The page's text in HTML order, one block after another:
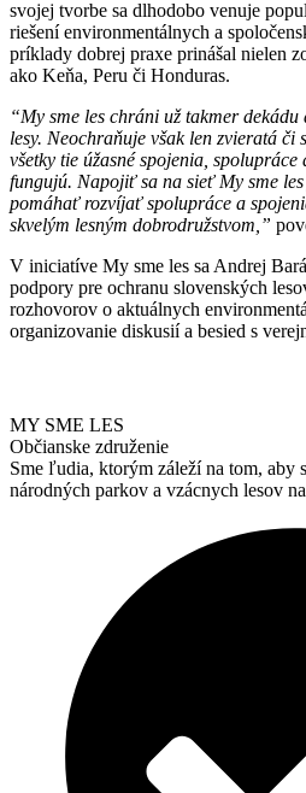
svojej tvorbe sa dlhodobo venuje
riešení environmentálnych a
príklady dobrej praxe prinášal nielen
ako Keňa, Peru či Honduras.
“My sme les chráni už takmer
lesy. Neochraňuje však len zvieratá či
všetky tie úžasné spojenia,
fungujú. Napojiť sa na sieť My sme
pomáhať rozvíjať spolupráce a
skvelým lesným dobrodružstvom,”
V iniciatíve My sme les sa Andrej
podpory pre ochranu slovenských
rozhovorov o aktuálnych
organizovanie diskusií a besied s
MY SME LES
Občianske združenie
Sme ľudia, ktorým záleží na tom, aby
národných parkov a vzácnych lesov